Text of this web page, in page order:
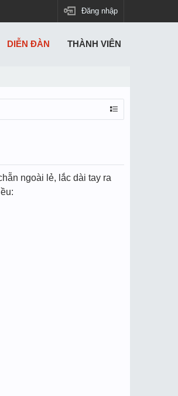
Đăng nhập
ngoài lẻ, lắc dài tay ra
DIỄN ĐÀN THÀNH VIÊN